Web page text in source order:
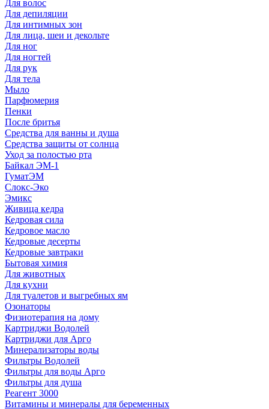
Для волос
Для депиляции
Для интимных зон
Для лица, шеи и декольте
Для ног
Для ногтей
Для рук
Для тела
Мыло
Парфюмерия
Пенки
После бритья
Средства для ванны и душа
Средства защиты от солнца
Уход за полостью рта
Байкал ЭМ-1
ГуматЭМ
Слокс-Эко
Эмикс
Живица кедра
Кедровая сила
Кедровое масло
Кедровые десерты
Кедровые завтраки
Бытовая химия
Для животных
Для кухни
Для туалетов и выгребных ям
Озонаторы
Физиотерапия на дому
Картриджи Водолей
Картриджи для Арго
Минерализаторы воды
Фильтры Водолей
Фильтры для воды Арго
Фильтры для душа
Реагент 3000
Витамины и минералы для беременных